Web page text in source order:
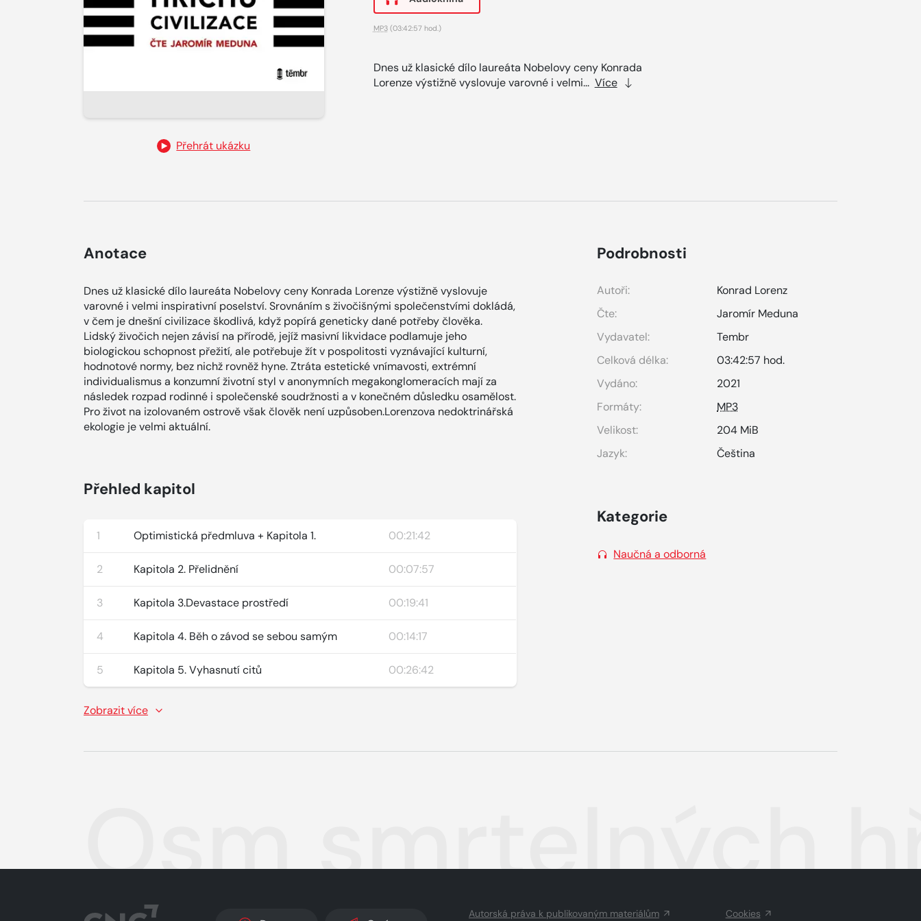
Přehrát ukázku
MP3(03:42:57 hod.)
Dnes už klasické dílo laureáta Nobelovy ceny Konrada
Lorenze výstižně vyslovuje varovné i velmi... Více
Anotace
Dnes už klasické dílo laureáta Nobelovy ceny Konrada Lorenze výstižně vyslovuje
varovné i velmi inspirativní poselství. Srovnáním s živočišnými společenstvími dokládá,
v čem je dnešní civilizace škodlivá, když popírá geneticky dané potřeby člověka.
Lidský živočich nejen závisí na přírodě, jejíž masivní likvidace podlamuje jeho
biologickou schopnost přežití, ale potřebuje žít v pospolitosti vyznávající kulturní,
hodnotové normy, bez nichž rovněž hyne. Ztráta estetické vnímavosti, extrémní
individualismus a konzumní životní styl v anonymních megakonglomeracích mají za
následek rozpad rodinné i společenské soudržnosti a v konečném důsledku osamělost.
Pro život na izolovaném ostrově však člověk není uzpůsoben.Lorenzova nedoktrinářská
ekologie je velmi aktuální.
Přehled kapitol
1 Optimistická předmluva + Kapitola 1. 00:21:42
2 Kapitola 2. Přelidnění 00:07:57
3 Kapitola 3.Devastace prostředí 00:19:41
4 Kapitola 4. Běh o závod se sebou samým 00:14:17
5 Kapitola 5. Vyhasnutí citů 00:26:42
Zobrazit více
Podrobnosti
Autoři:
Konrad Lorenz
Čte:
Jaromír Meduna
Vydavatel:
Tembr
Celková délka:
03:42:57 hod.
Vydáno:
2021
Formáty:
MP3
Velikost:
204 MiB
Jazyk:
Čeština
Kategorie
Naučná a odborná
Osm smrtelných
Autorská práva k publikovaným materiálům Cookies